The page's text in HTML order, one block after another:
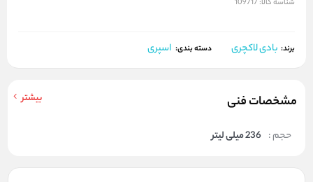
شناسه کالا: 109717
برند: بادی لاکچری دسته بندی: اسپری
مشخصات فنی بیشتر
حجم : 236 میلی لیتر